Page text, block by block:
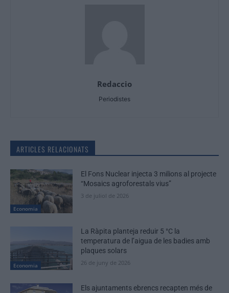
Redaccio
Periodistes
ARTICLES RELACIONATS
Economia
El Fons Nuclear injecta 3 milions al projecte
“Mosaics agroforestals vius”
3 de juliol de 2026
Economia
La Ràpita planteja reduir 5 °C la
temperatura de l’aigua de les badies amb
plaques solars
26 de juny de 2026
Els ajuntaments ebrencs recapten més de